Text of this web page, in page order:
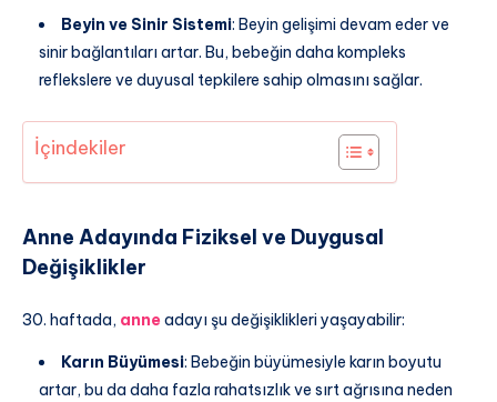
Beyin ve Sinir Sistemi: Beyin gelişimi devam eder ve
sinir bağlantıları artar. Bu, bebeğin daha kompleks
reflekslere ve duyusal tepkilere sahip olmasını sağlar.
İçindekiler
Anne Adayında Fiziksel ve Duygusal
Değişiklikler
30. haftada, anne adayı şu değişiklikleri yaşayabilir:
Karın Büyümesi: Bebeğin büyümesiyle karın boyutu
artar, bu da daha fazla rahatsızlık ve sırt ağrısına neden